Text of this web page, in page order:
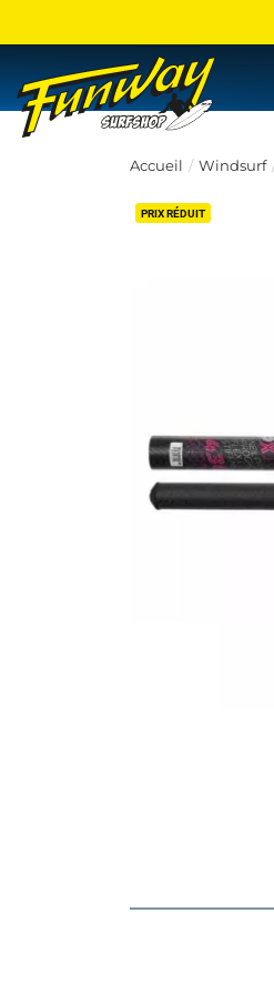
Accueil Windsurf
PRIX RÉDUIT